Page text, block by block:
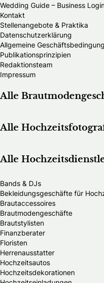
Wedding Guide – Business
Kontakt
Stellenangebote & Praktika
Datenschutzerklärung
Allgemeine
Publikationsprinzipien
Redaktionsteam
Impressum
Alle
Alle
Alle
Bands & DJs
Bekleidungsgeschäfte für
Brautaccessoires
Brautmodengeschäfte
Brautstylisten
Finanzberater
Floristen
Herrenausstatter
Hochzeitsautos
Hochzeitsdekorationen